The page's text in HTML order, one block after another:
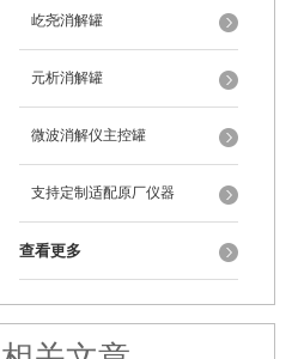
屹尧消解罐
元析消解罐
微波消解仪主控罐
支持定制适配原厂仪器
查看更多